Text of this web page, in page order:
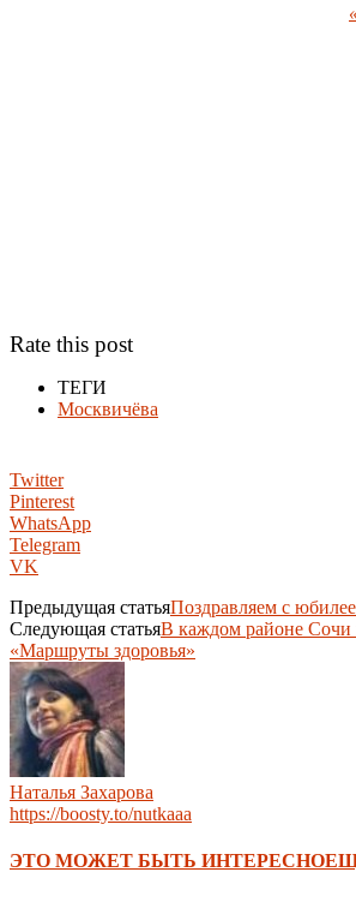
Rate this post
ТЕГИ
Москвичёва
Twitter
Pinterest
WhatsApp
Telegram
VK
Предыдущая статьяПоздравляем с
Следующая статьяВ каждом районе
«Маршруты здоровья»
Наталья Захарова
https://boosty.to/nutkaaa
ЭТО МОЖЕТ БЫТЬ ИНТЕРЕСНО